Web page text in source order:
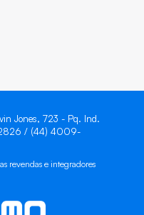
Jones, 723 - Pq. Ind.
2826 / (44) 4009-
revendas e integradores